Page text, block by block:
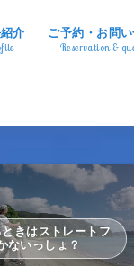
介 ご予約・お問
Reservation &
きはストレートフ
ないっしょ？